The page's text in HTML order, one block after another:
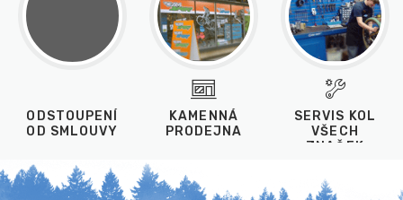
ODSTOUPENÍ
OD SMLOUVY
KAMENNÁ
PRODEJNA
SERVIS KOL
VŠECH
ZNAČEK